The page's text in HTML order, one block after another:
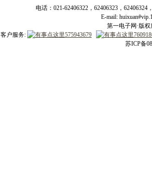
电话：021-62406322，62406323，
E-mail:
第一电子网·版权
客户服务:
苏ICP备